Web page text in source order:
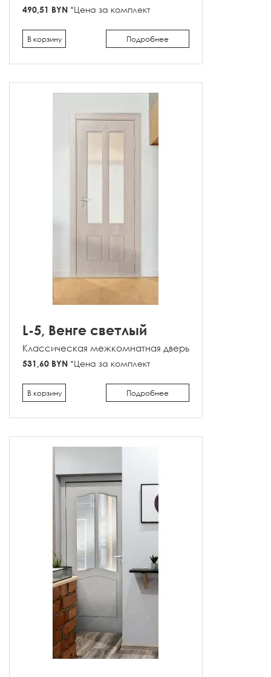
490,51 BYN *Цена за комплект
Подробнее
В корзину
L-5, Венге светлый
Классическая межкомнатная дверь
531,60 BYN *Цена за комплект
Подробнее
В корзину